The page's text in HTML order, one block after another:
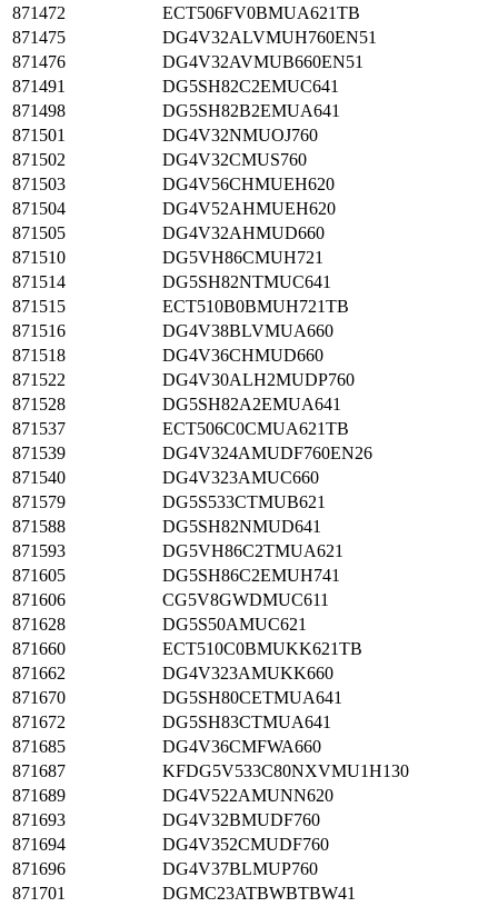
871472
ECT506FV0BMUA621TB
871475
DG4V32ALVMUH760EN51
871476
DG4V32AVMUB660EN51
871491
DG5SH82C2EMUC641
871498
DG5SH82B2EMUA641
871501
DG4V32NMUOJ760
871502
DG4V32CMUS760
871503
DG4V56CHMUEH620
871504
DG4V52AHMUEH620
871505
DG4V32AHMUD660
871510
DG5VH86CMUH721
871514
DG5SH82NTMUC641
871515
ECT510B0BMUH721TB
871516
DG4V38BLVMUA660
871518
DG4V36CHMUD660
871522
DG4V30ALH2MUDP760
871528
DG5SH82A2EMUA641
871537
ECT506C0CMUA621TB
871539
DG4V324AMUDF760EN26
871540
DG4V323AMUC660
871579
DG5S533CTMUB621
871588
DG5SH82NMUD641
871593
DG5VH86C2TMUA621
871605
DG5SH86C2EMUH741
871606
CG5V8GWDMUC611
871628
DG5S50AMUC621
871660
ECT510C0BMUKK621TB
871662
DG4V323AMUKK660
871670
DG5SH80CETMUA641
871672
DG5SH83CTMUA641
871685
DG4V36CMFWA660
871687
KFDG5V533C80NXVMU1H130
871689
DG4V522AMUNN620
871693
DG4V32BMUDF760
871694
DG4V352CMUDF760
871696
DG4V37BLMUP760
871701
DGMC23ATBWBTBW41